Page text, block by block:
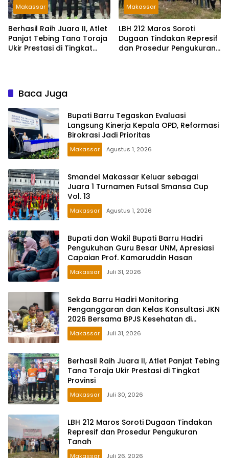
Makassar
Berhasil Raih Juara II, Atlet
Panjat Tebing Tana Toraja
Ukir Prestasi di Tingkat
Makassar
LBH 212 Maros Soroti
Dugaan Tindakan Represif
dan Prosedur Pengukuran
Baca Juga
Bupati Barru Tegaskan Evaluasi
Langsung Kinerja Kepala OPD, Reformasi
Birokrasi Jadi Prioritas
Makassar Agustus 1, 2026
Smandel Makassar Keluar sebagai
Juara 1 Turnamen Futsal Smansa Cup
Vol. 13
Makassar Agustus 1, 2026
Bupati dan Wakil Bupati Barru Hadiri
Pengukuhan Guru Besar UNM, Apresiasi
Capaian Prof. Kamaruddin Hasan
Makassar Juli 31, 2026
Sekda Barru Hadiri Monitoring
Penganggaran dan Kelas Konsultasi JKN
2026 Bersama BPJS Kesehatan di
Makassar
Makassar Juli 31, 2026
Berhasil Raih Juara II, Atlet Panjat Tebing
Tana Toraja Ukir Prestasi di Tingkat
Provinsi
Makassar Juli 30, 2026
LBH 212 Maros Soroti Dugaan Tindakan
Represif dan Prosedur Pengukuran
Tanah
Makassar Juli 26, 2026